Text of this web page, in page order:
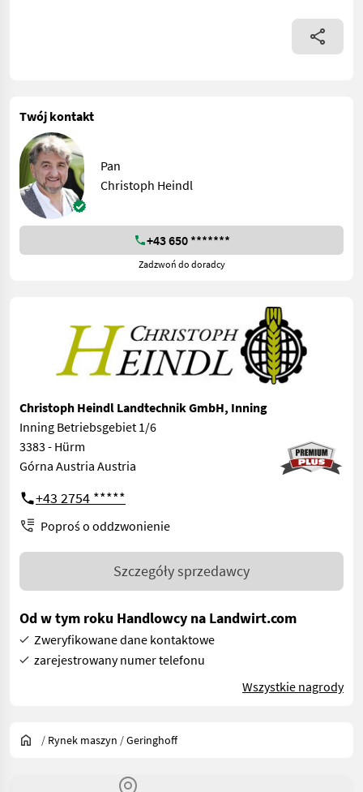
Twój kontakt
Pan
Christoph Heindl
+43 650 *******
Zadzwoń do doradcy
Christoph Heindl Landtechnik GmbH, Inning
Inning Betriebsgebiet 1/6
3383 - Hürm
Górna Austria Austria
+43 2754 *****
Poproś o oddzwonienie
Szczegóły sprzedawcy
Od w tym roku Handlowcy na Landwirt.com
Zweryfikowane dane kontaktowe
zarejestrowany numer telefonu
Wszystkie nagrody
/ Rynek maszyn /Geringhoff